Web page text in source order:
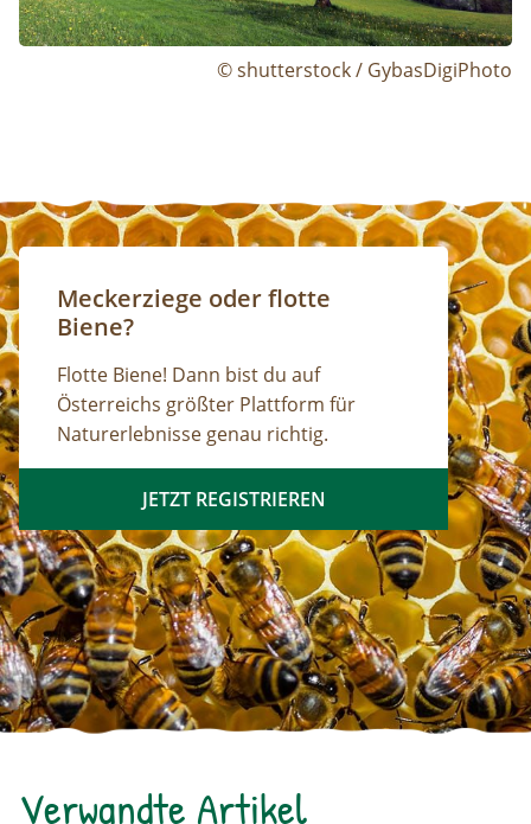
© shutterstock / GybasDigiPhoto
Meckerziege oder flotte
Biene?
Flotte Biene! Dann bist du auf
Österreichs größter Plattform für
Naturerlebnisse genau richtig.
JETZT REGISTRIEREN
Verwandte Artikel